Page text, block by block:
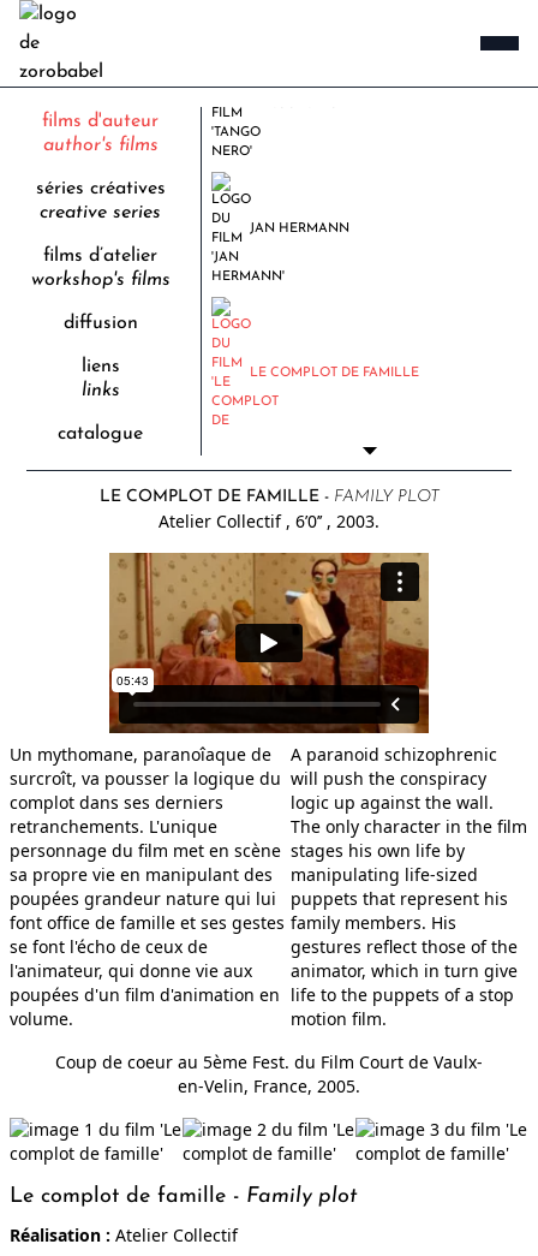
films d'auteur
author's films
séries créatives
creative series
films d’atelier
workshop's films
diffusion
liens
links
catalogue
JAN HERMANN
LE COMPLOT DE FAMILLE
ARCHI 2
BARBE BLEUE
LES GRENOUILLES
LE COMPLOT DE FAMILLE - FAMILY PLOT
Atelier Collectif , 6’0’’ , 2003.
Un mythomane, paranoîaque de
surcroît, va pousser la logique du
complot dans ses derniers
retranchements. L'unique
personnage du film met en scène
sa propre vie en manipulant des
poupées grandeur nature qui lui
font office de famille et ses gestes
se font l'écho de ceux de
l'animateur, qui donne vie aux
poupées d'un film d'animation en
volume.
A paranoid schizophrenic
will push the conspiracy
logic up against the wall.
The only character in the film
stages his own life by
manipulating life-sized
puppets that represent his
family members. His
gestures reflect those of the
animator, which in turn give
life to the puppets of a stop
motion film.
Coup de coeur au 5ème Fest. du Film Court de Vaulx-
en-Velin, France, 2005.
Le complot de famille - Family plot
Réalisation : Atelier Collectif